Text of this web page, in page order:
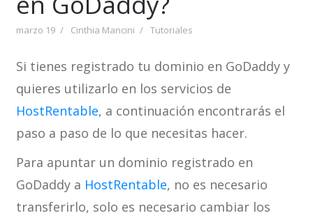
marzo 19 Cinthia Mancini Tutoriales
Si tienes registrado tu dominio en GoDaddy y
quieres utilizarlo en los servicios de
HostRentable, a continuación encontrarás el
paso a paso de lo que necesitas hacer.
Para apuntar un dominio registrado en
GoDaddy a HostRentable, no es necesario
transferirlo, solo es necesario cambiar los